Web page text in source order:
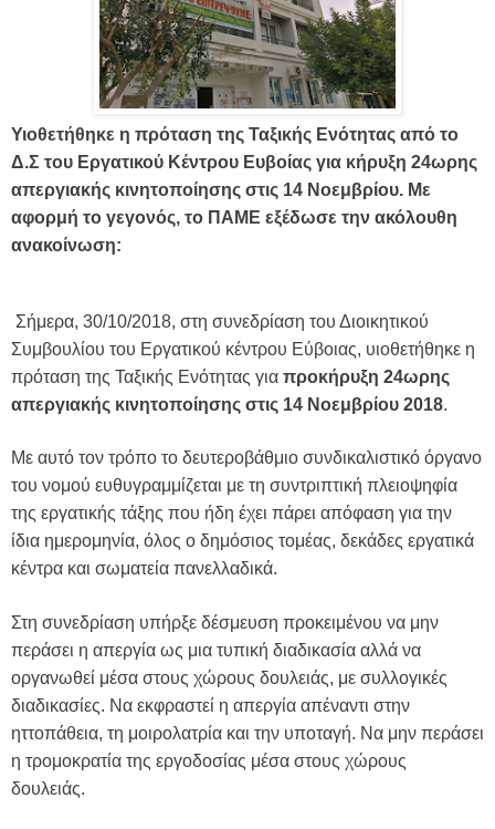
Υιοθετήθηκε η πρόταση της Ταξικής Ενότητας από το
Δ.Σ του Εργατικού Κέντρου Ευβοίας για κήρυξη 24ωρης
απεργιακής κινητοποίησης στις 14 Νοεμβρίου. Με
αφορμή το γεγονός, το ΠΑΜΕ εξέδωσε την ακόλουθη
ανακοίνωση:
Σήμερα, 30/10/2018, στη συνεδρίαση του Διοικητικού
Συμβουλίου του Εργατικού κέντρου Εύβοιας, υιοθετήθηκε η
πρόταση της Ταξικής Ενότητας για προκήρυξη 24ωρης
απεργιακής κινητοποίησης στις 14 Νοεμβρίου 2018.
Με αυτό τον τρόπο το δευτεροβάθμιο συνδικαλιστικό όργανο
του νομού ευθυγραμμίζεται με τη συντριπτική πλειοψηφία
της εργατικής τάξης που ήδη έχει πάρει απόφαση για την
ίδια ημερομηνία, όλος ο δημόσιος τομέας, δεκάδες εργατικά
κέντρα και σωματεία πανελλαδικά.
Στη συνεδρίαση υπήρξε δέσμευση προκειμένου να μην
περάσει η απεργία ως μια τυπική διαδικασία αλλά να
οργανωθεί μέσα στους χώρους δουλειάς, με συλλογικές
διαδικασίες. Να εκφραστεί η απεργία απέναντι στην
ηττοπάθεια, τη μοιρολατρία και την υποταγή. Να μην περάσει
η τρομοκρατία της εργοδοσίας μέσα στους χώρους
δουλειάς.